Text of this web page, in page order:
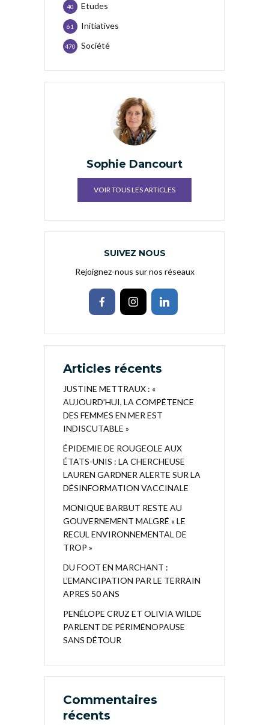
Etudes
40
Initiatives
61
Société
470
Sophie Dancourt
VOIR TOUS LES ARTICLES
SUIVEZ NOUS
Rejoignez-nous sur nos réseaux
Articles récents
JUSTINE METTRAUX : «
AUJOURD’HUI, LA COMPÉTENCE
DES FEMMES EN MER EST
INDISCUTABLE »
ÉPIDEMIE DE ROUGEOLE AUX
ÉTATS-UNIS : LA CHERCHEUSE
LAUREN GARDNER ALERTE SUR LA
DÉSINFORMATION VACCINALE
MONIQUE BARBUT RESTE AU
GOUVERNEMENT MALGRÉ « LE
RECUL ENVIRONNEMENTAL DE
TROP »
DU FOOT EN MARCHANT :
L’EMANCIPATION PAR LE TERRAIN
APRES 50 ANS
PENÉLOPE CRUZ ET OLIVIA WILDE
PARLENT DE PÉRIMÉNOPAUSE
SANS DÉTOUR
Commentaires
récents